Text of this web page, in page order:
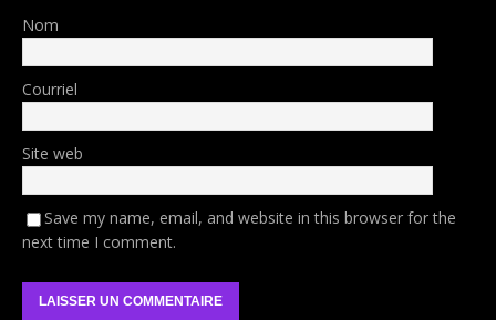
Nom
Courriel
Site web
Save my name, email, and website in this browser for the
next time I comment.